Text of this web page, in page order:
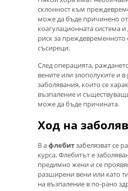
склонност към
може да бъде причинено
коагулационната система и
риск за преждевременното
съсиреци.
След операцията,
вените или злополуките и в
заболявания, които се
възпаление и
може да бъде причината.
Ход на
В aфлебитзабелязват се
курса. Флебитът е
предимно жени и се
разширени вени или като
на възпаление в по-рано